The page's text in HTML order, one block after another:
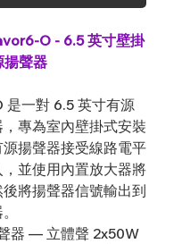
O - 6.5 英寸壁掛
揚聲器
是一對 6.5 英寸有源
專為室內壁掛式安裝
揚聲器接受線路電平
並使用內置放大器將
將揚聲器信號輸出到
器 — 立體聲 2x50W